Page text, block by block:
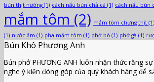
bún thịt nướng (1) cách nấu bún chả cá (1) cách nấu bún
mắm tôm (2) mắm tôm chưng thịt (1)
(1) nước ấm (1) pha mắm tôm (1) phở bò (1) phở gà (1)
Bún Khô Phương Anh
Bún phở PHƯƠNG ANH luôn nhận thức rằng
nghe ý kiến đóng góp của quý khách hàng để